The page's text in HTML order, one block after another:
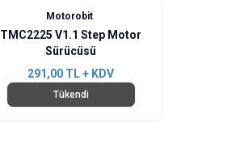
Motorobit
TMC2225 V1.1 Step Motor
Sürücüsü
291,00 TL + KDV
Tükendi